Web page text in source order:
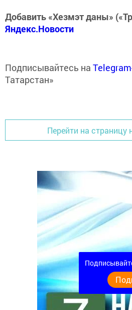
Добавить «Хезмэт даны»
Яндекс.Новости
Подписывайтесь на
Татарстан»
Перейти на страницу